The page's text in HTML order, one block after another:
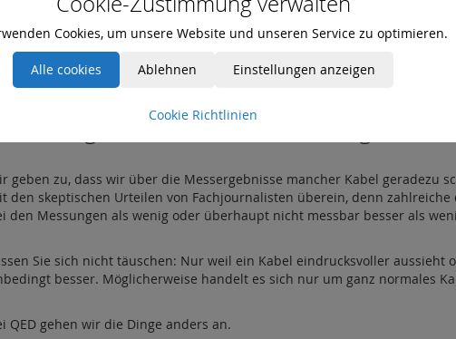
Messgeräte verfügen.
verwenden diese Ausrüstung nicht nur für die Entwicklung von QED-
Markt erhältlicher HDMI-Kabel.
Frage: Viele HDMI-Kabel sind gleich!
geben zu, dass wir über die Messergebnisse mancher Kabel geradezu
den skeptischen Urteilen von Fachjournalisten überein, denn
den Messungen als wenig oder überhaupt nicht messbar besser als
Sie sich nicht täuschen: Nur weil ein Kabel eindrucksvoller
besser. Möglicherweise handelt es sich nur um ganz normales
QED gehen wir die Dinge anders an.
Cookies, um unsere Website und unseren Service zu optimieren.
Alle cookies Ablehnen Einstellungen anzeigen
Cookie Richtlinien